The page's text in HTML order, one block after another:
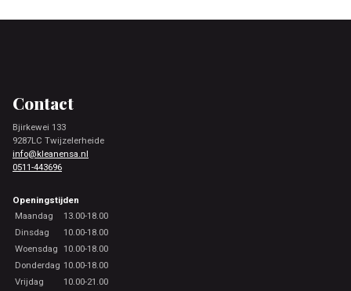
Contact
Bjirkewei 133
9287LC Twijzelerheide
info@kleanensa.nl
0511-443696
Openingstijden
Maandag
13.00-18.00
Dinsdag
10.00-18.00
Woensdag 10.00-18.00
Donderdag 10.00-18.00
Vrijdag
10.00-21.00